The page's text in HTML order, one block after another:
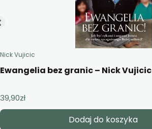
Nick Vujicic
Ewangelia bez granic – Nick Vujicic
39,90zł
Dodaj do koszyka